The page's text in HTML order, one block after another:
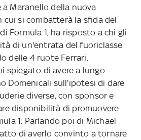
Maranello della nuova
cui si combatterà la sfida del
Formula 1, ha risposto a chi gli
di un'entrata del fuoriclasse
delle 4 ruote Ferrari.
spiegato di avere a lungo
Domenicali sull'ipotesi di dare
diverse, con sponsor e
disponibilità di promuovere
1. Parlando poi di Michael
di averlo convinto a tornare